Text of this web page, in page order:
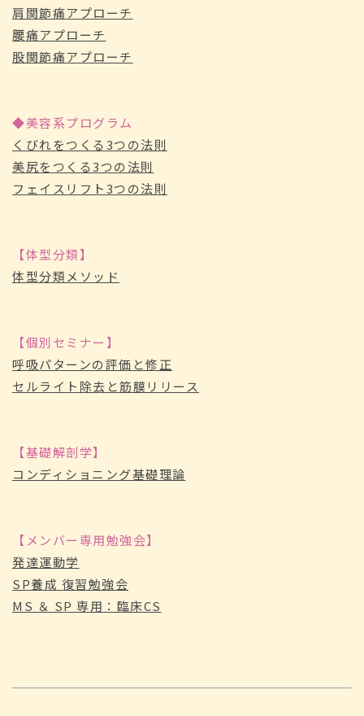
肩関節痛アプローチ
腰痛アプローチ
股関節痛アプローチ
◆美容系プログラム
くびれをつくる3つの法則
美尻をつくる3つの法則
フェイスリフト3つの法則
【体型分類】
体型分類メソッド
【個別セミナー】
呼吸パターンの評価と修正
セルライト除去と筋膜リリース
【基礎解剖学】
コンディショニング基礎理論
【メンバー専用勉強会】
発達運動学
SP養成 復習勉強会
MS ＆ SP 専用：臨床CS